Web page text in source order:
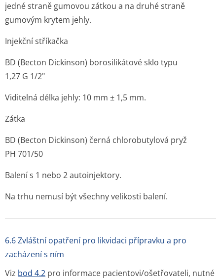
jedné straně gumovou zátkou a na druhé straně
gumovým krytem jehly.
Injekční stříkačka
BD (Becton Dickinson) borosilikátové sklo typu
1,27 G 1/2"
Viditelná délka jehly: 10 mm ± 1,5 mm.
Zátka
BD (Becton Dickinson) černá chlorobutylová pryž
PH 701/50
Balení s 1 nebo 2 autoinjektory.
Na trhu nemusí být všechny velikosti balení.
6.6 Zvláštní opatření pro likvidaci přípravku a pro
zacházení s ním
Viz bod 4.2 pro informace pacientovi/ošet­řovateli, nutné